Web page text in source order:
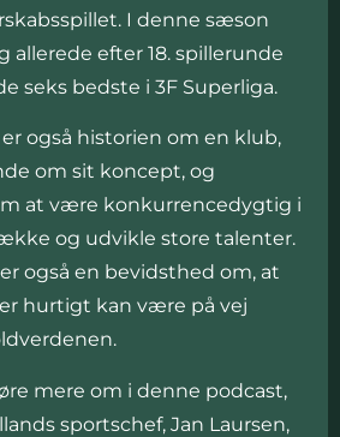
I denne sæson
allerede efter 18. spillerunde
seks bedste i 3F Superliga.
også historien om en klub,
om sit koncept, og
at være konkurrencedygtig i
og udvikle store talenter.
også en bevidsthed om, at
hurtigt kan være på vej
mere om i denne podcast,
sportschef, Jan Laursen,